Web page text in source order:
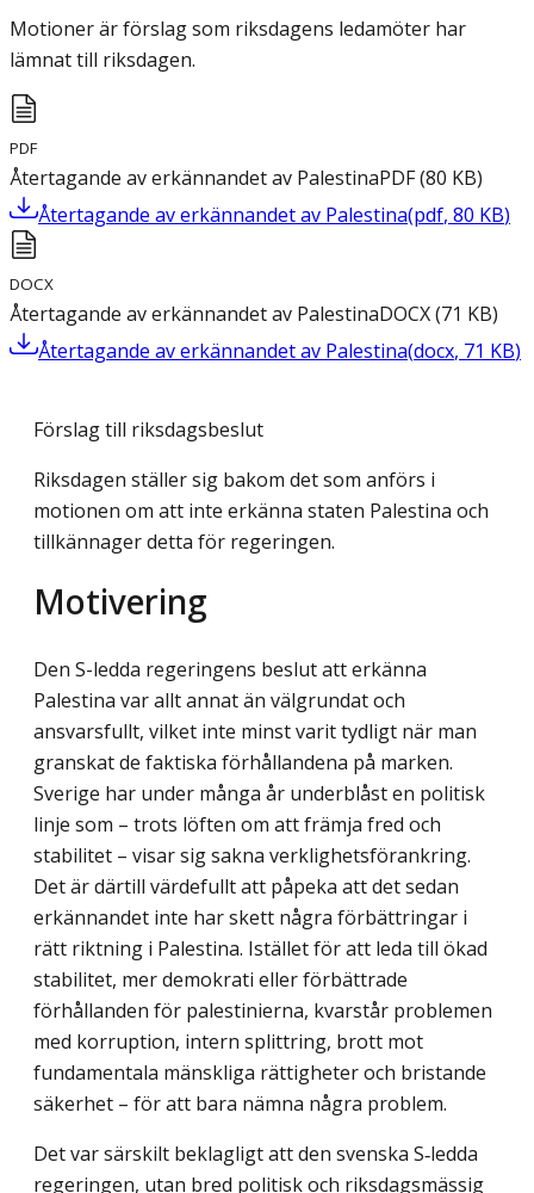
Motioner är förslag som riksdagens ledamöter har
lämnat till riksdagen.
PDF
Återtagande av erkännandet av PalestinaPDF(80 KB)
Återtagande av erkännandet av Palestina(pdf, 80 KB)
DOCX
Återtagande av erkännandet av PalestinaDOCX(71 KB)
Återtagande av erkännandet av Palestina(docx, 71 KB)
Förslag till riksdagsbeslut
Riksdagen ställer sig bakom det som anförs i
motionen om att inte erkänna staten Palestina och
tillkännager detta för regeringen.
Motivering
Den S-ledda regeringens beslut att erkänna
Palestina var allt annat än välgrundat och
ansvarsfullt, vilket inte minst varit tydligt när man
granskat de faktiska förhållandena på marken.
Sverige har under många år underblåst en politisk
linje som – trots löften om att främja fred och
stabilitet – visar sig sakna verklighetsförankring.
Det är därtill värde­fullt att påpeka att det sedan
erkännandet inte har skett några förbättringar i
rätt riktning i Palestina. Istället för att leda till ökad
stabilitet, mer demokrati eller förbättrade
förhållanden för palestinierna, kvarstår problemen
med korruption, intern splittring, brott mot
fundamentala mänskliga rättigheter och bristande
säkerhet – för att bara nämna några problem.
Det var särskilt beklagligt att den svenska S‑ledda
regeringen, utan bred politisk och riksdagsmässig